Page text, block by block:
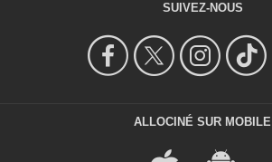
SUIVEZ-NOUS
ALLOCINÉ SUR MOBILE